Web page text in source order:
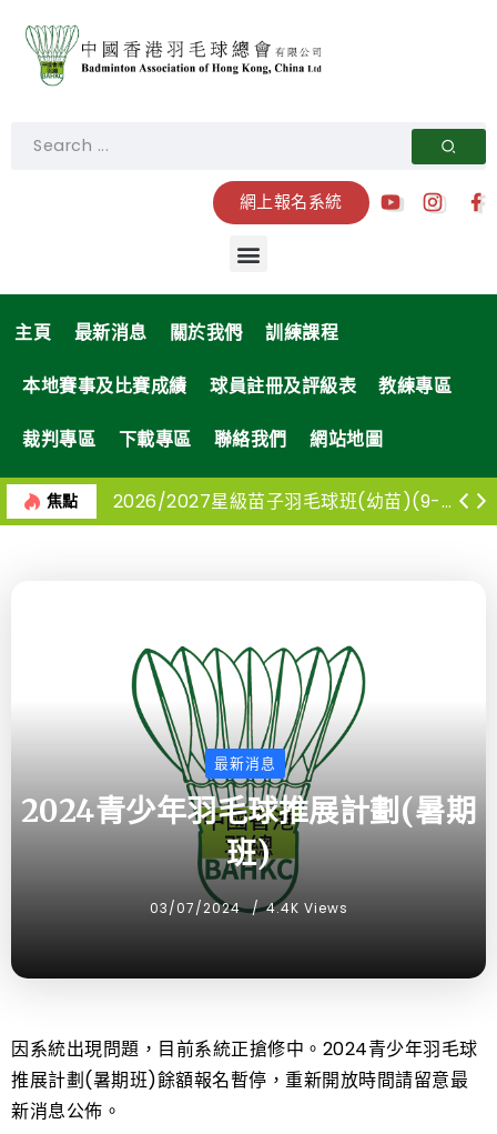
網上報名系統
主頁 最新消息 關於我們 訓練課程
本地賽事及比賽成績 球員註冊及評級表 教練專區
裁判專區 下載專區 聯絡我們 網站地圖
焦點 2026/2027星級苗子羽毛球班(幼苗)(9-12月)
最新消息
2024青少年羽毛球推展計劃(暑期
班)
03/07/2024 4.4K Views
因系統出現問題，目前系統正搶修中。2024青少年羽毛球
推展計劃(暑期班)餘額報名暫停，重新開放時間請留意最
新消息公佈。